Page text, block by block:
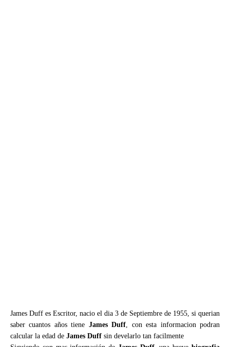
James Duff es Escritor, nacio el dia 3 de Septiembre de 1955, si querian
saber cuantos años tiene James Duff, con esta informacion podran
calcular la edad de James Duff sin develarlo tan facilmente